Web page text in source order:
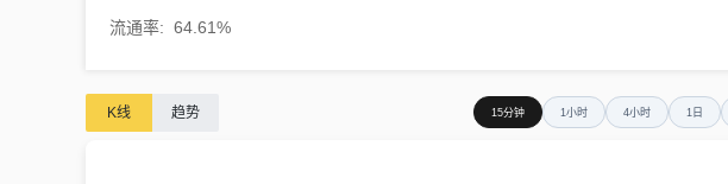
流通率: 64.61%
K线 趋势 15分钟 1小时 4小时 1日